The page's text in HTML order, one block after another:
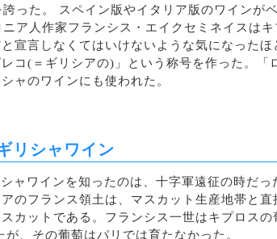
った。 スペイン版やイタリア版のワインが
ア人作家フランシス・エイクセミネイスは
宣言しなくてはいけないような気になった
コ(＝ギリシアの)」という称号を作った。「
ャのワインにも使われた。
リシャワイン
ャワインを知ったのは、十字軍遠征の時だっ
のフランス領土は、マスカット生産地帯と
カットである。フランシス一世はキプロス
、その葡萄はパリでは育たなかった。